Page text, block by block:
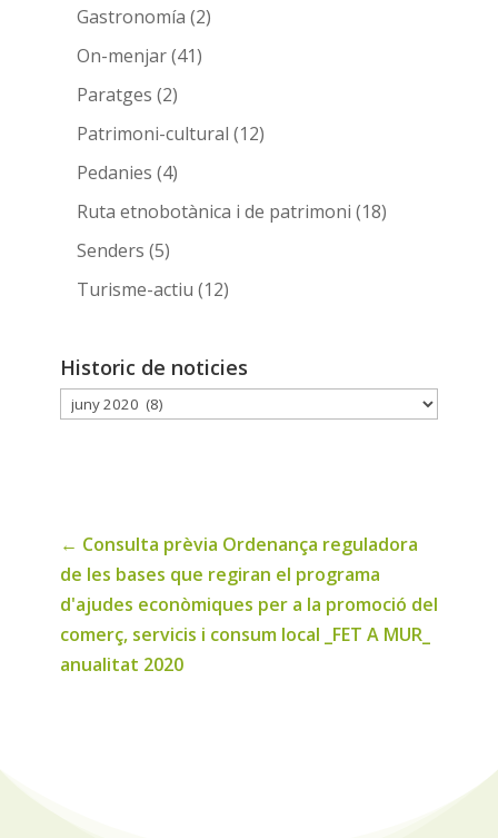
Gastronomía (2)
On-menjar(41)
Paratges (2)
Patrimoni-cultural (12)
Pedanies (4)
Ruta etnobotànica i de patrimoni (18)
Senders (5)
Turisme-actiu (12)
Historic de noticies
Historic
← Consulta prèvia Ordenança reguladora
de les bases que regiran el programa
d'ajudes econòmiques per a la promoció del
comerç, servicis i consum local _FET A MUR_
anualitat 2020